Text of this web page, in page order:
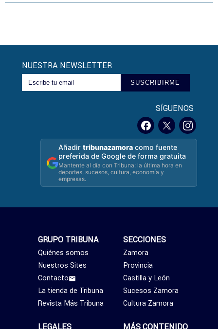
NUESTRA NEWSLETTER
SUSCRIBIRME
SÍGUENOS
Añadirtribunazamora como fuente
preferida de Google de forma gratuita
Mantente al día con Tribuna: la última hora en
deportes, sucesos, cultura, economía y
empresas.
SECCIONES
Zamora
Provincia
Castilla y León
Sucesos Zamora
Cultura Zamora
MÁS CONTENIDO
GRUPO TRIBUNA
Quiénes somos
Nuestros Sites
Contacto
La tienda de Tribuna
Revista Más Tribuna
LEGALES